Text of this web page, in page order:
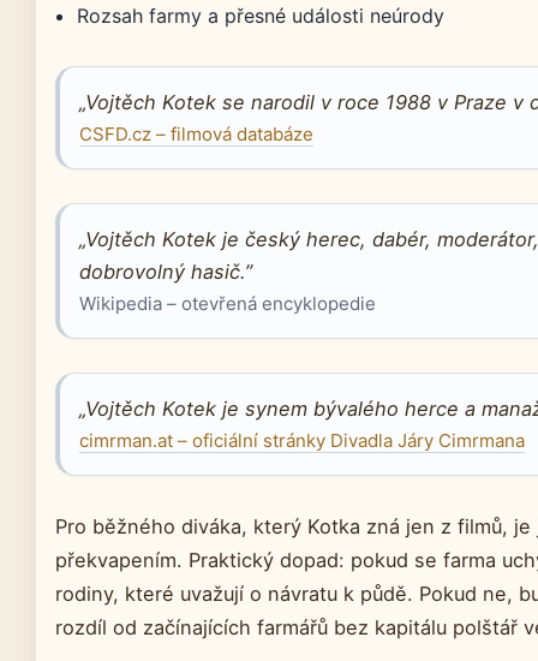
Rozsah farmy a přesné události neúrody
„Vojtěch Kotek se narodil v roce 1988 v Praze v
CSFD.cz – filmová databáze
„Vojtěch Kotek je český herec, dabér,
dobrovolný hasič.”
Wikipedia – otevřená encyklopedie
„Vojtěch Kotek je synem bývalého herce a
cimrman.at – oficiální stránky Divadla Járy Cimrmana
Pro běžného diváka, který Kotka zná jen z filmů,
překvapením. Praktický dopad: pokud se farma
rodiny, které uvažují o návratu k půdě. Pokud ne,
rozdíl od začínajících farmářů bez kapitálu polštář